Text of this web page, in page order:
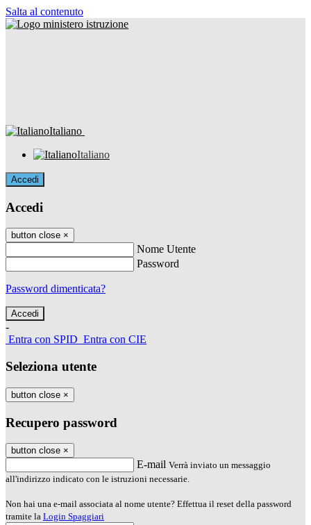
Salta al contenuto
Italiano
Italiano
Accedi
Accedi
button close ×
Nome Utente
Password
Password dimenticata?
-
Entra con SPID Entra con CIE
Seleziona utente
button close ×
Recupero password
button close ×
E-mail Verrà inviato un messaggio
all'indirizzo indicato con le istruzioni necessarie.
Non hai una e-mail associata al nome utente? Effettua il reset della password
tramite la Login Spaggiari